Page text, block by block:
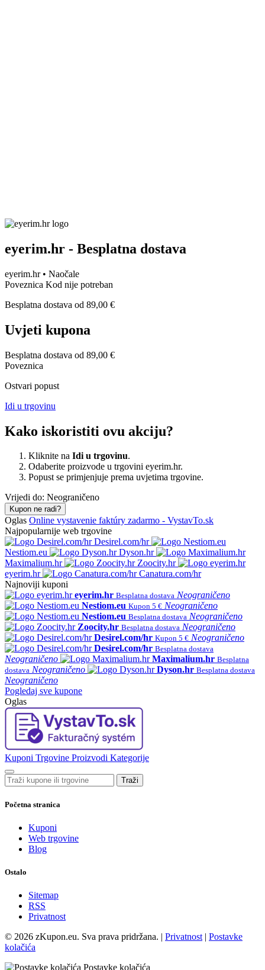
eyerim.hr - Besplatna dostava
eyerim.hr • Naočale
Poveznica Kod nije potreban
Besplatna dostava od 89,00 €
Uvjeti kupona
Besplatna dostava od 89,00 €
Poveznica
Ostvari popust
Idi u trgovinu
Kako iskoristiti ovu akciju?
Kliknite na Idi u trgovinu.
Odaberite proizvode u trgovini eyerim.hr.
Popust se primjenjuje prema uvjetima trgovine.
Vrijedi do: Neograničeno
Kupon ne radi?
Oglas Online vystavenie faktúry zadarmo - VystavTo.sk
Najpopularnije web trgovine
Desirel.com/hr
Nestiom.eu
Dyson.hr
Maximalium.hr
Zoocity.hr
eyerim.hr
Canatura.com/hr
Najnoviji kuponi
eyerim.hr Besplatna dostava Neograničeno
Nestiom.eu Kupon 5 € Neograničeno
Nestiom.eu Besplatna dostava Neograničeno
Zoocity.hr Besplatna dostava Neograničeno
Desirel.com/hr Kupon 5 € Neograničeno
Desirel.com/hr Besplatna dostava
Neograničeno Maximalium.hr Besplatna
dostava Neograničeno Dyson.hr Besplatna dostava
Neograničeno
Pogledaj sve kupone
Oglas
Kuponi Trgovine Proizvodi Kategorije
Traži
Početna stranica
Kuponi
Web trgovine
Blog
Ostalo
Sitemap
RSS
Privatnost
© 2026 zKupon.eu. Sva prava pridržana. | Privatnost | Postavke
kolačića
Postavke kolačića